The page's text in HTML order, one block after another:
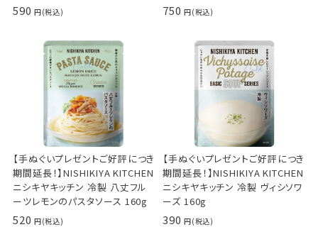
590 750
【手ぬぐいプレゼントご好評につき
期間延長！】NISHIKIYA KITCHEN
ニシキヤキッチン 冷製 八丈フル
ーツレモンのパスタソース 160g
520
【手ぬぐいプレゼントご好評につき
期間延長！】NISHIKIYA KITCHEN
ニシキヤキッチン 冷製 ヴィシソワ
ーズ 160g
390